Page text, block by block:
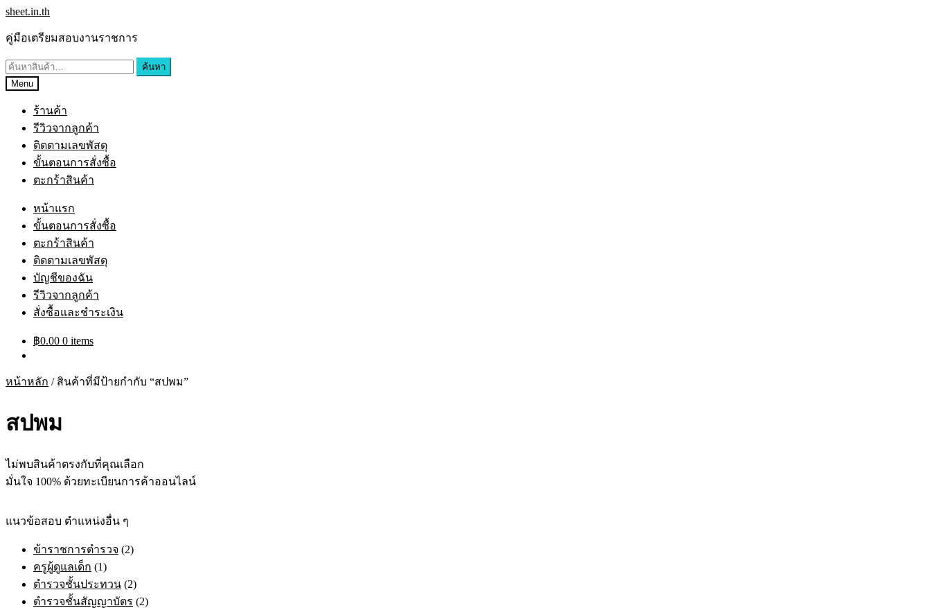
Skip
navigation
Skip
content
sheet.in.th
คู่มือเตรียมสอบงานราชการ
ค้นหา:
ค้นหา
Menu
ร้านค้า
รีวิวจากลูกค้า
ติดตามเลขพัสดุ
ขั้นตอนการสั่งซื้อ
ตะกร้าสินค้า
หน้าแรก
ขั้นตอนการสั่งซื้อ
ตะกร้าสินค้า
ติดตามเลขพัสดุ
บัญชีของฉัน
รีวิวจากลูกค้า
สั่งซื้อและชำระเงิน
฿0.00 0 items
หน้าหลัก / สินค้าที่มีป้ายกำกับ “สปพม”
สปพม
ไม่พบสินค้าตรงกับที่คุณเลือก
มั่นใจ 100% ด้วยทะเบียนการค้าออนไลน์
แนวข้อสอบ ตำแหน่งอื่น ๆ
ข้าราชการตำรวจ (2)
ครูผู้ดูแลเด็ก (1)
ตำรวจชั้นประทวน (2)
ตำรวจชั้นสัญญาบัตร (2)